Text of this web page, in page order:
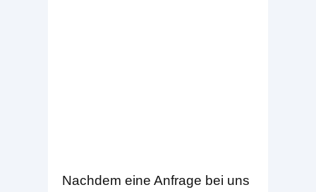
Nachdem eine Anfrage bei uns